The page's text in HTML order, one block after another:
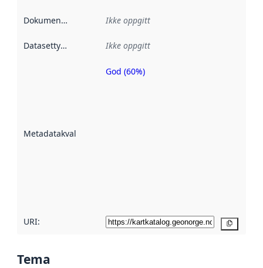
Dokumentasjon Ikke oppgitt
Datasettype Ikke oppgitt
Metadatakvalitet
Metadatakvalitet
God (60%)
URI:
Tema